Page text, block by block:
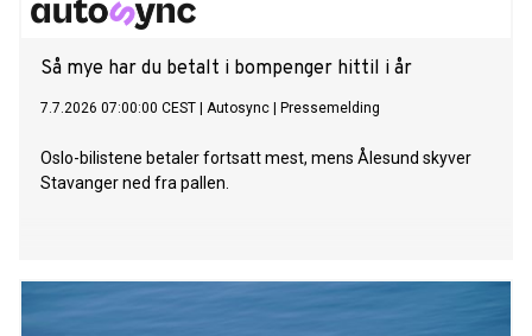
Så mye har du betalt i bompenger hittil i år
7.7.2026 07:00:00 CEST Autosync Pressemelding
Oslo-bilistene betaler fortsatt mest, mens Ålesund skyver
Stavanger ned fra pallen.